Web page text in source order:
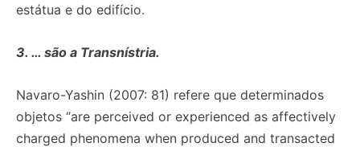
estátua e do edifício.
3. … são a Transnístria.
Navaro-Yashin (2007: 81) refere que determinados
objetos “are perceived or experienced as affectively
charged phenomena when produced and transacted